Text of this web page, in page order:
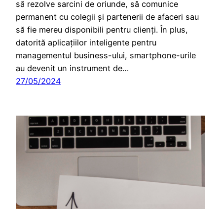
să rezolve sarcini de oriunde, să comunice
permanent cu colegii și partenerii de afaceri sau
să fie mereu disponibili pentru clienți. În plus,
datorită aplicațiilor inteligente pentru
managementul business-ului, smartphone-urile
au devenit un instrument de…
27/05/2024